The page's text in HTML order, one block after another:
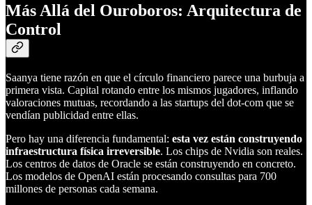
Más Allá del Ouroboros: Arquitectura de
Control
Saanya tiene razón en que el círculo financiero parece una burbuja a
primera vista. Capital rotando entre los mismos jugadores, inflando
valoraciones mutuas, recordando a las startups del dot-com que se
vendían publicidad entre ellas.
Pero hay una diferencia fundamental: esta vez están construyendo
infraestructura física irreversible. Los chips de Nvidia son reales.
Los centros de datos de Oracle se están construyendo en concreto.
Los modelos de OpenAI están procesando consultas para 700
millones de personas cada semana.